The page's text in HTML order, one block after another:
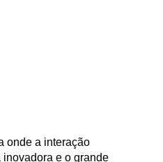
onde a interação
e o grande